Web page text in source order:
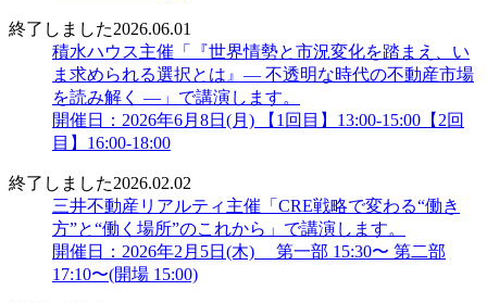
終了しました2026.06.01
積水ハウス主催「『世界情勢と市況変化を踏まえ、い
ま求められる選択とは』― 不透明な時代の不動産市場
を読み解く ―」で講演します。
開催日：2026年6月8日(月) 【1回目】13:00-15:00【2回
目】16:00-18:00
終了しました2026.02.02
三井不動産リアルティ主催「CRE戦略で変わる“働き
方”と“働く場所”のこれから」で講演します。
開催日：2026年2月5日(木) 第一部 15:30〜 第二部
17:10〜(開場 15:00)